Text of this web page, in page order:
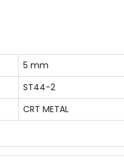
5 mm
ST44-2
CRT METAL